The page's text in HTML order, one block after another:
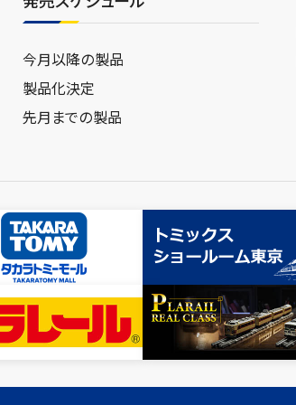
今月以降の製品
製品化決定
先月までの製品